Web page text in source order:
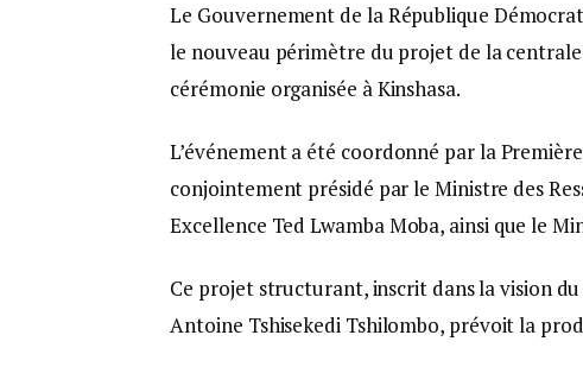
Le Gouvernement de la République
le nouveau périmètre du projet de la
cérémonie organisée à Kinshasa.
L’événement a été coordonné par la
conjointement présidé par le Ministre des
Excellence Ted Lwamba Moba, ainsi que le
Ce projet structurant, inscrit dans la vision
Antoine Tshisekedi Tshilombo, prévoit la